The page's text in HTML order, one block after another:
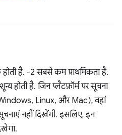
है. -2 सबसे कम प्राथमिकता है.
होती है. जिन प्लैटफ़ॉर्म पर सूचना
Linux, और Mac), वहां
नहीं दिखेंगी. इसलिए, इन